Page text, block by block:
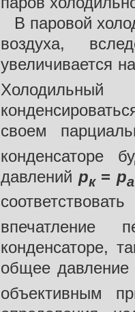
В паровой
воздуха,
увеличивается
своем
конденсаторе
давлений рк = р
впечатление
конденсаторе,
общее
объективным